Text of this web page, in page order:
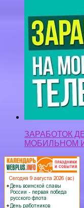
ЗАРАБОТОК
МОБИЛЬНОМ